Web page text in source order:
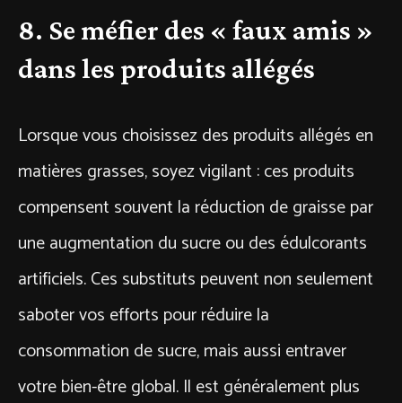
8. Se méfier des « faux amis »
dans les produits allégés
Lorsque vous choisissez des produits allégés en
matières grasses, soyez vigilant : ces produits
compensent souvent la réduction de graisse par
une augmentation du sucre ou des édulcorants
artificiels. Ces substituts peuvent non seulement
saboter vos efforts pour réduire la
consommation de sucre, mais aussi entraver
votre bien-être global. Il est généralement plus